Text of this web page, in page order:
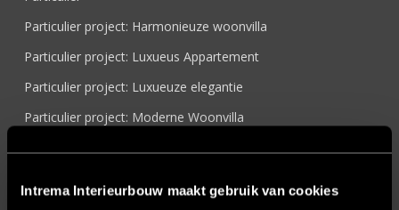
Intrema Interieurbouw maakt gebruik van cookies
Particulier project: Harmonieuze woonvilla
Particulier project: Luxueus Appartement
Particulier project: Luxueuze elegantie
Particulier project: Moderne Woonvilla